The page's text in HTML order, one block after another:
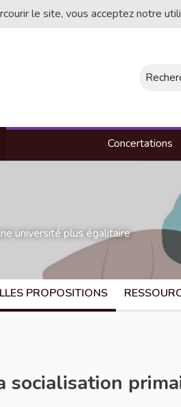
le site, vous acceptez notre
Concertations
université plus égalitaire
PROPOSITIONS
socialisation